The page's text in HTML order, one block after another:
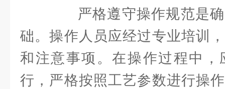
严格遵守操作规范是确
础。操作人员应经过专业培训
和注意事项。在操作过程中，
行，严格按照工艺参数进行操